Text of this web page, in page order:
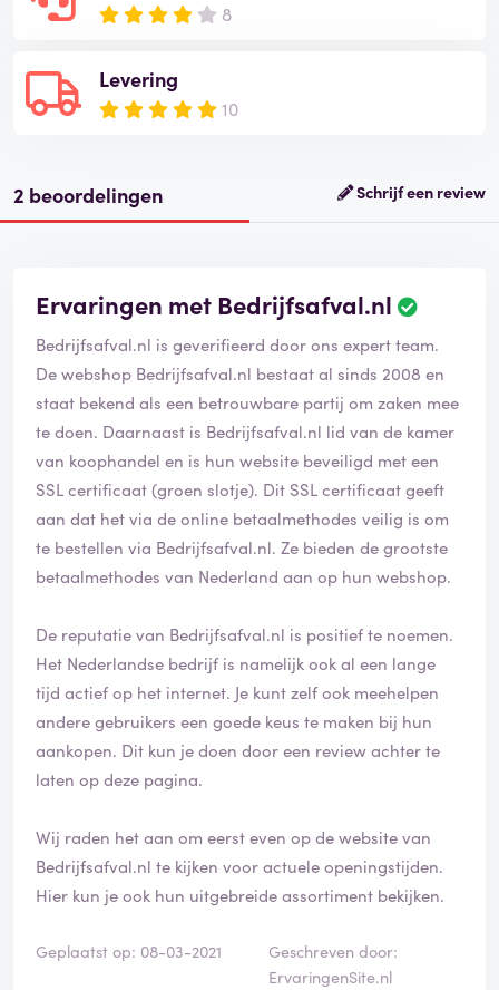
8
Levering
10
2 beoordelingen Schrijf een review
Ervaringen met Bedrijfsafval.nl
Bedrijfsafval.nl is geverifieerd door ons expert team.
De webshop Bedrijfsafval.nl bestaat al sinds 2008 en
staat bekend als een betrouwbare partij om zaken mee
te doen. Daarnaast is Bedrijfsafval.nl lid van de kamer
van koophandel en is hun website beveiligd met een
SSL certificaat (groen slotje). Dit SSL certificaat geeft
aan dat het via de online betaalmethodes veilig is om
te bestellen via Bedrijfsafval.nl. Ze bieden de grootste
betaalmethodes van Nederland aan op hun webshop.
De reputatie van Bedrijfsafval.nl is positief te noemen.
Het Nederlandse bedrijf is namelijk ook al een lange
tijd actief op het internet. Je kunt zelf ook meehelpen
andere gebruikers een goede keus te maken bij hun
aankopen. Dit kun je doen door een review achter te
laten op deze pagina.
Wij raden het aan om eerst even op de website van
Bedrijfsafval.nl te kijken voor actuele openingstijden.
Hier kun je ook hun uitgebreide assortiment bekijken.
Geplaatst op: 08-03-2021
Geschreven door:
ErvaringenSite.nl